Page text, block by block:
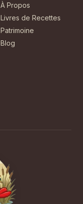
À Propos
Livres de Recettes
Patrimoine
Blog